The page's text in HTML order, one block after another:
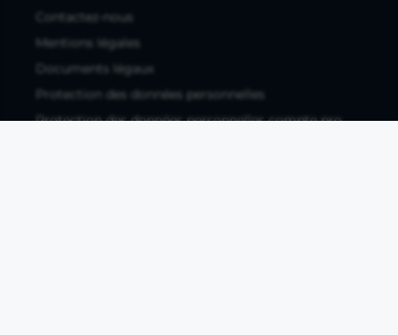
Contactez-nous
Mentions légales
Documents légaux
Protection des données personnelles
Protection des données personnelles compte pro